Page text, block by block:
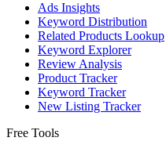
Ads Insights
Keyword Distribution
Related Products Lookup
Keyword Explorer
Review Analysis
Product Tracker
Keyword Tracker
New Listing Tracker
Free Tools